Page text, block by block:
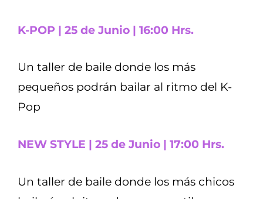
K-POP | 25 de Junio | 16:00 Hrs.
Un taller de baile donde los más
pequeños podrán bailar al ritmo del K-
Pop
NEW STYLE | 25 de Junio | 17:00 Hrs.
Un taller de baile donde los más chicos